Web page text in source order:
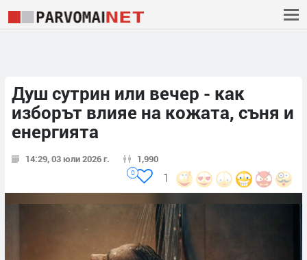
Душ сутрин или вечер - как
изборът влияе на кожата, съня и
енергията
14:29, 03 юли 2026 г. 1,990
1
0